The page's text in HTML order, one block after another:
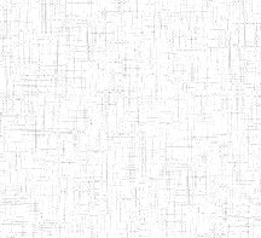
27/08/2015 ENIEG